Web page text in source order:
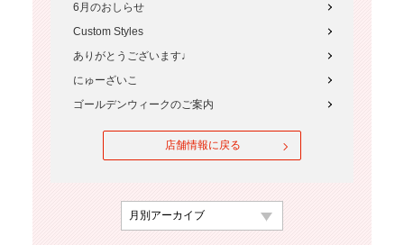
6月のおしらせ
Custom Styles
ありがとうございます♩
にゅーざいこ
ゴールデンウィークのご案内
店舗情報に戻る